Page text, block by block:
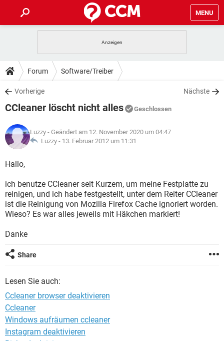
MENU
ANDROID IOS
WINDOWS 10
WHATSAPP TIKTOK
FACEBOOK
TIPPS & TRICKS
SPIELE
WHATSAPP TIKTOK
FACEBOOK
DOWNLOADS
SPIELE STREAMING
ANDROID
WINDOWS 10 INSTAGRAM
WHATSAPP
SPIELE STREAMING
ANDROID
WINDOWS 10
WHATSAPP TIKTOK
FACEBOOK HARDWARE
LEXIKON
SPIELE
WINDOWS 10 INSTAGRAM
WHATSAPP TIKTOK
Forum Software/Treiber
Vorherige Nächste
CCleaner löscht nicht alles Geschlossen
Luzzy - Geändert am 12. November 2020 um 04:47
Luzzy - 13. Februar 2012 um 11:31
Hallo,
ich benutze CCleaner seit Kurzem, um meine Festplatte zu
reinigen, und ich habe festgestellt, unter dem Reiter CCleaner
ist die Reinigung von Mozilla Firefox Cache ignoriert worden.
Wieso? Es war alles jeweils mit Häkchen markiert!
Danke
Share
Lesen Sie auch:
Ccleaner browser deaktivieren
Ccleaner
Windows aufräumen ccleaner
Instagram deaktivieren